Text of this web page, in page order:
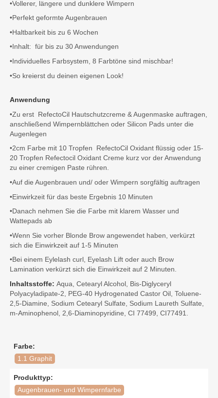
•Vollerer, längere und dunklere Wimpern
•Perfekt geformte Augenbrauen
•Haltbarkeit bis zu 6 Wochen
•Inhalt: für bis zu 30 Anwendungen
•Individuelles Farbsystem, 8 Farbtöne sind mischbar!
•So kreierst du deinen eigenen Look!
Anwendung
•Zu erst RefectoCil Hautschutzcreme & Augenmaske auftragen,
anschließend Wimpernblättchen oder Silicon Pads unter die
Augenlegen
•2cm Farbe mit 10 Tropfen RefectoCil Oxidant flüssig oder 15-
20 Tropfen Refectocil Oxidant Creme kurz vor der Anwendung
zu einer cremigen Paste rühren.
•Auf die Augenbrauen und/ oder Wimpern sorgfältig auftragen
•Einwirkzeit für das beste Ergebnis 10 Minuten
•Danach nehmen Sie die Farbe mit klarem Wasser und
Wattepads ab
•Wenn Sie vorher Blonde Brow angewendet haben, verkürzt
sich die Einwirkzeit auf 1-5 Minuten
•Bei einem Eylelash curl, Eyelash Lift oder auch Brow
Lamination verkürzt sich die Einwirkzeit auf 2 Minuten.
Inhaltsstoffe: Aqua, Cetearyl Alcohol, Bis-Diglyceryl
Polyacyladipate-2, PEG-40 Hydrogenated Castor Oil, Toluene-
2,5-Diamine, Sodium Cetearyl Sulfate, Sodium Laureth Sulfate,
m-Aminophenol, 2,6-Diaminopyridine, CI 77499, CI77491.
Farbe:
1.1 Graphit
Produkttyp:
Augenbrauen- und Wimpernfarbe